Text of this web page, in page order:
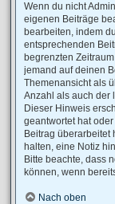
Wenn du nicht
eigenen Beiträge
bearbeiten, indem
entsprechenden
begrenzten
jemand auf deinen
Themenansicht als
Anzahl als auch der
Dieser Hinweis
geantwortet hat
Beitrag überarbeitet
halten, eine Notiz
Bitte beachte, dass
können, wenn
Nach oben